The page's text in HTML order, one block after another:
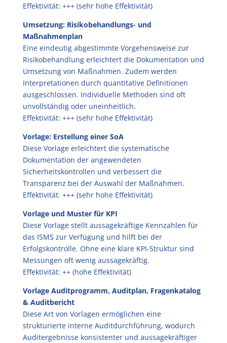
Effektivität: +++ (sehr hohe Effektivität)
Umsetzung: Risikobehandlungs- und
Maßnahmenplan
Eine eindeutig abgestimmte Vorgehensweise zur
Risikobehandlung erleichtert die Dokumentation und
Umsetzung von Maßnahmen. Zudem werden
Interpretationen durch quantitative Definitionen
ausgeschlossen. Individuelle Methoden sind oft
unvollständig oder uneinheitlich.
Effektivität: +++ (sehr hohe Effektivität)
Vorlage: Erstellung einer SoA
Diese Vorlage erleichtert die systematische
Dokumentation der angewendeten
Sicherheitskontrollen und verbessert die
Transparenz bei der Auswahl der Maßnahmen.
Effektivität: +++ (sehr hohe Effektivität)
Vorlage und Muster für KPI
Diese Vorlage stellt aussagekräftige Kennzahlen für
das ISMS zur Verfügung und hilft bei der
Erfolgskontrolle. Ohne eine klare KPI-Struktur sind
Messungen oft wenig aussagekräftig.
Effektivität: ++ (hohe Effektivität)
Vorlage Auditprogramm, Auditplan, Fragenkatalog
& Auditbericht
Diese Art von Vorlagen ermöglichen eine
strukturierte interne Auditdurchführung, wodurch
Auditergebnisse konsistenter und aussagekräftiger